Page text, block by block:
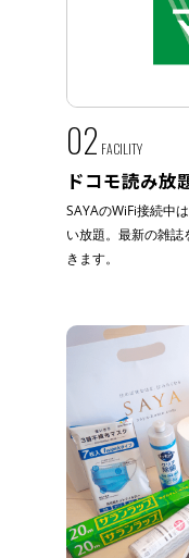
02 FACILITY
ドコモ読み放
SAYAのWiFi接続中
い放題。最新の雑
きます。